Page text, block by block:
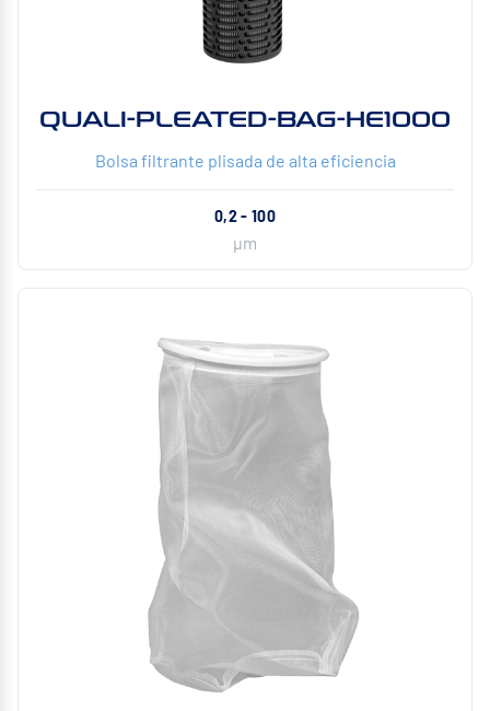
QUALI-PLEATED-BAG-HE1000
Bolsa filtrante plisada de alta eficiencia
0,2 - 100
µm